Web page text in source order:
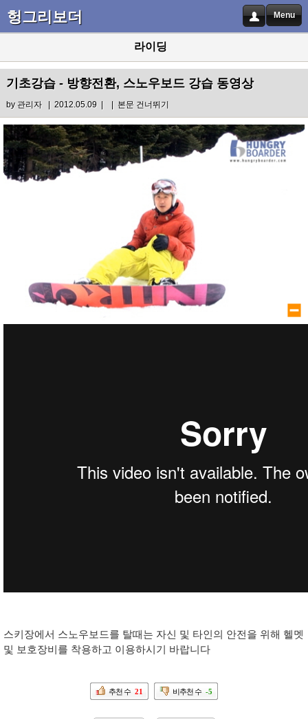
헝그리보더 Menu
라이딩
기초강습 - 방향전환, 스노우보드 강습 동영상
by 관리자| 2012.05.09 | | 본문 건너뛰기
스키장에서 스노우보드를 탈때는 자신 및 타인의 안전을 위해 헬멧
및 보호장비를 착용하고 이용하시기 바랍니다
추천 수 21 비추천 수 -5